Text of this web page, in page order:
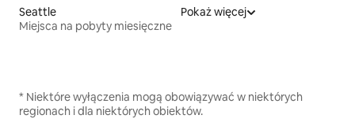
Seattle
Miejsca na pobyty miesięczne
Pokaż więcej
* Niektóre wyłączenia mogą obowiązywać w niektórych
regionach i dla niektórych obiektów.